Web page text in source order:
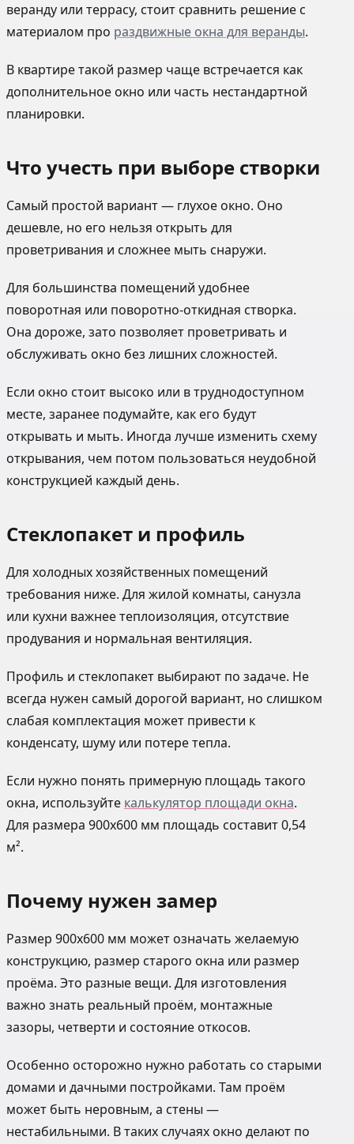
веранду или террасу, стоит сравнить решение с
материалом про раздвижные окна для веранды.
В квартире такой размер чаще встречается как
дополнительное окно или часть нестандартной
планировки.
Что учесть при выборе створки
Самый простой вариант — глухое окно. Оно
дешевле, но его нельзя открыть для
проветривания и сложнее мыть снаружи.
Для большинства помещений удобнее
поворотная или поворотно-откидная створка.
Она дороже, зато позволяет проветривать и
обслуживать окно без лишних сложностей.
Если окно стоит высоко или в труднодоступном
месте, заранее подумайте, как его будут
открывать и мыть. Иногда лучше изменить схему
открывания, чем потом пользоваться неудобной
конструкцией каждый день.
Стеклопакет и профиль
Для холодных хозяйственных помещений
требования ниже. Для жилой комнаты, санузла
или кухни важнее теплоизоляция, отсутствие
продувания и нормальная вентиляция.
Профиль и стеклопакет выбирают по задаче. Не
всегда нужен самый дорогой вариант, но слишком
слабая комплектация может привести к
конденсату, шуму или потере тепла.
Если нужно понять примерную площадь такого
окна, используйте калькулятор площади окна.
Для размера 900х600 мм площадь составит 0,54
м².
Почему нужен замер
Размер 900х600 мм может означать желаемую
конструкцию, размер старого окна или размер
проёма. Это разные вещи. Для изготовления
важно знать реальный проём, монтажные
зазоры, четверти и состояние откосов.
Особенно осторожно нужно работать со старыми
домами и дачными постройками. Там проём
может быть неровным, а стены —
нестабильными. В таких случаях окно делают по